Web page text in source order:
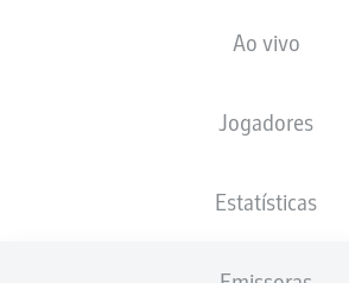
Ao vivo
Jogadores
Estatísticas